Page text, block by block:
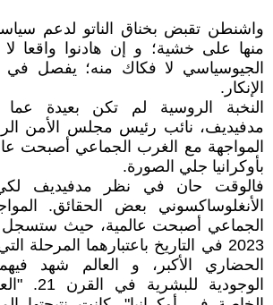
واشنطن تقبض بخناق الناتو لدعم
منها على خشية؛ و إن هادنوا واقعا
الجيوسياسي لا فكاك منه؛ يفصل في
الإنكار.
النخبة الروسية لم تكن بعيدة
مدفيديف، نائب رئيس مجلس الأمن
المواجهة مع الغرب الجماعي أصبحت
بأوكرانيا جلي الصورة.
فالوقت حان في نظر مدفيديف لكي
الأنغلوساكسوني بعض الحقائق.
2023 في التاريخ باعتبارهما
الحضاري الأكبر، و العالم شهد
الوجودية